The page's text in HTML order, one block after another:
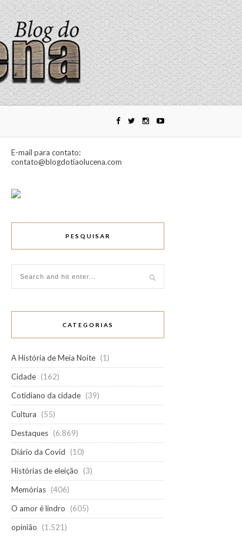
E-mail para contato:
contato@blogdotiaolucena.com
PESQUISAR
CATEGORIAS
A História de Meia Noite (1)
Cidade (162)
Cotidiano da cidade (39)
Cultura
(55)
Destaques (6.869)
Diário da Covid
(10)
Histórias de eleição
(3)
Memórias (406)
O amor é lindro
(605)
opinião
(1.521)